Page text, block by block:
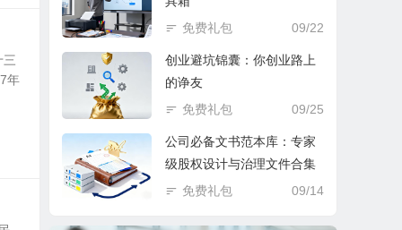
三
年
09/22
免费礼包
创业避坑锦囊：你创业路上
的诤友
09/25
免费礼包
公司必备文书范本库：专家
级股权设计与治理文件合集
09/14
免费礼包